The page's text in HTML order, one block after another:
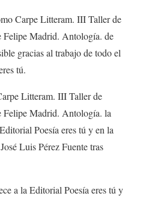
Carpe Litteram. III Taller de
Felipe Madrid. Antología. de
gracias al trabajo de todo el
tú.
Litteram. III Taller de
Felipe Madrid. Antología. la
Poesía eres tú y en la
Luis Pérez Fuente tras
a la Editorial Poesía eres tú y